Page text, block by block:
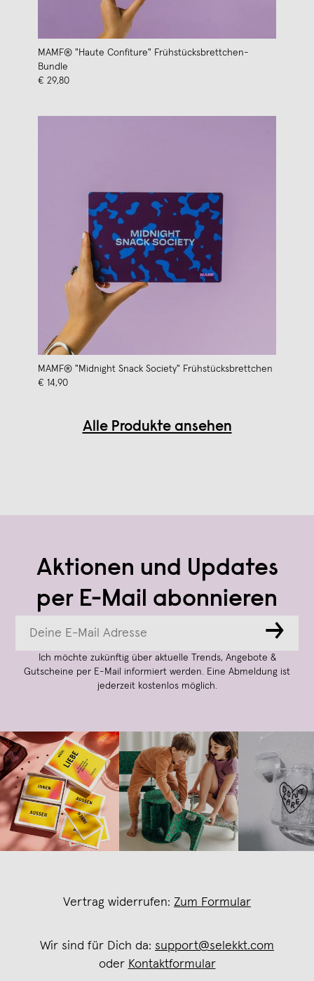
MAMF® "Haute Confiture" Frühstücksbrettchen-
Bundle
€ 29,80
MAMF® "Midnight Snack Society" Frühstücksbrettchen
€ 14,90
Alle Produkte ansehen
Aktionen und Updates
per E-Mail abonnieren
→
Ich möchte zukünftig über aktuelle Trends, Angebote &
Gutscheine per E-Mail informiert werden. Eine Abmeldung ist
jederzeit kostenlos möglich.
Vertrag widerrufen: Zum Formular
Wir sind für Dich da: support@selekkt.com
oder Kontaktformular